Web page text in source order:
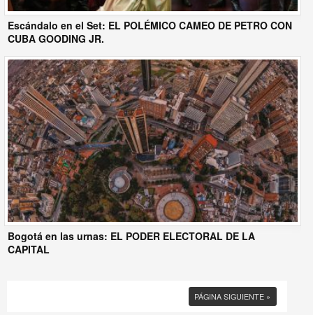
Escándalo en el Set: EL POLÉMICO CAMEO DE PETRO CON
CUBA GOODING JR.
Bogotá en las urnas: EL PODER ELECTORAL DE LA
CAPITAL
PÁGINA SIGUIENTE »